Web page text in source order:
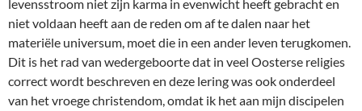
levensstroom niet zijn karma in evenwicht heeft gebracht en
niet voldaan heeft aan de reden om af te dalen naar het
materiële universum, moet die in een ander leven terugkomen.
Dit is het rad van wedergeboorte dat in veel Oosterse religies
correct wordt beschreven en deze lering was ook onderdeel
van het vroege christendom, omdat ik het aan mijn discipelen